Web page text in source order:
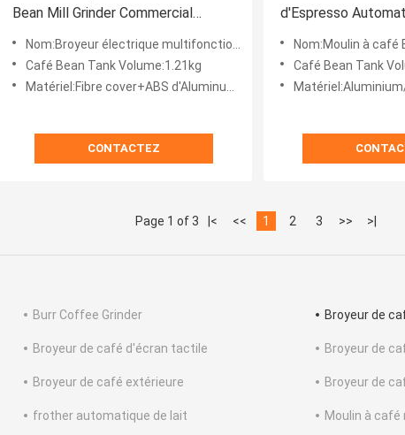
Bean Mill Grinder Commercial
Machine
Nom:Broyeur électrique multifonctionnelle de grain de café
Café Bean Tank Volume:1.21kg
Matériel:Fibre cover+ABS d'Aluminum+Carbon
CONTACTEZ
d'Espresso
broyeur de café de
fonction
Nom:Moulin à café
Café Bean Tank
Page 1 of 3 |< << 1 2 3 >> >|
Burr Coffee Grinder Broyeur de
Broyeur de café d'écran tactile Broyeur de
Broyeur de café extérieure Broyeur de
frother automatique de lait Moulin à café